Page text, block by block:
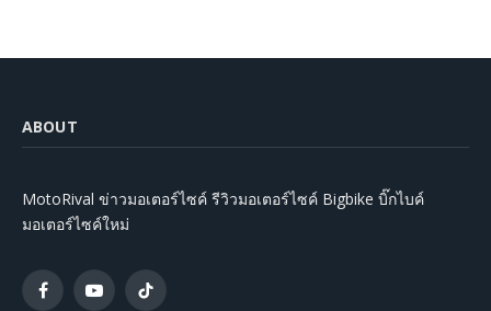
ABOUT
MotoRival ข่าวมอเตอร์ไซค์ รีวิวมอเตอร์ไซค์ Bigbike บิ๊กไบค์
มอเตอร์ไซค์ใหม่
FacebookYouTubeTikTok